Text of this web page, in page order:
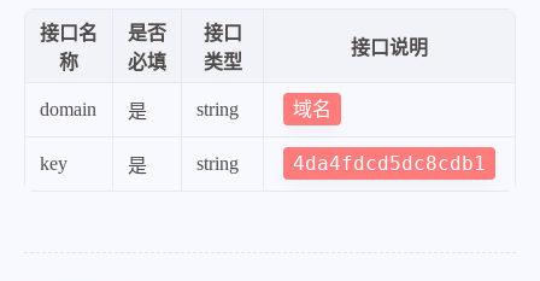
接口名
称
是否
必填
接口
类型
接口说明
domain 是 string 域名
key 是 string 4da4fdcd5dc8cdb1